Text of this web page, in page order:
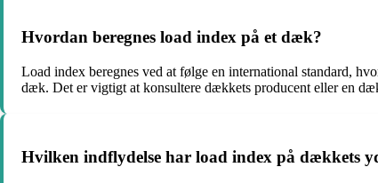
Hvordan beregnes load index på et dæk?
Load index beregnes ved at følge en international standard,
dæk. Det er vigtigt at konsultere dækkets producent eller en
Hvilken indflydelse har load index på dækkets